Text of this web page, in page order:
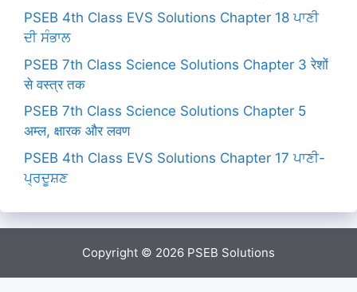
PSEB 4th Class EVS Solutions Chapter 18 ਪਾਣੀ
ਦੀ ਸੰਭਾਲ
PSEB 7th Class Science Solutions Chapter 3 रेशों
से वस्त्र तक
PSEB 7th Class Science Solutions Chapter 5
अम्ल, क्षारक और लवण
PSEB 4th Class EVS Solutions Chapter 17 ਪਾਣੀ-
ਪ੍ਰਦੂਸ਼ਣ
Copyright © 2026 PSEB Solutions